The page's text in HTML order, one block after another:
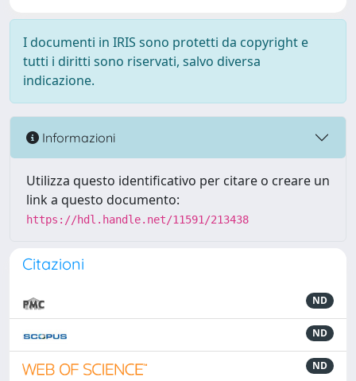
I documenti in IRIS sono protetti da copyright e
tutti i diritti sono riservati, salvo diversa
indicazione.
Informazioni
Utilizza questo identificativo per citare o creare un
link a questo documento:
https://hdl.handle.net/11591/213438
Citazioni
ND
ND
ND